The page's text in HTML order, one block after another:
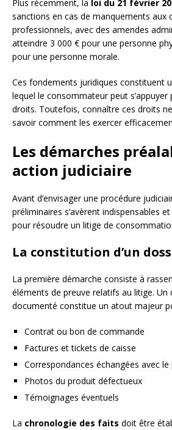
Plus récemment, la loi du 21 février
sanctions en cas de manquements aux
professionnels, avec des amendes
atteindre 3 000 € pour une personne
pour une personne morale.
Ces fondements juridiques constituent
lequel le consommateur peut
droits. Toutefois, connaître ces droits
savoir comment les exercer
Les démarches
action judiciaire
Avant d’envisager une procédure
préliminaires s’avèrent indispensables
pour résoudre un litige de
La constitution d’un
La première démarche consiste à
éléments de preuve relatifs au litige. Un
documenté constitue un atout majeur
Contrat ou bon de commande
Factures et tickets de caisse
Correspondances échangées avec
Photos du produit défectueux
Témoignages éventuels
La chronologie des faits doit être